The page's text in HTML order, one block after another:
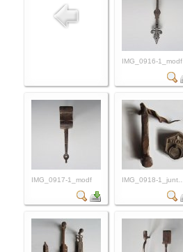
IMG_0916-1_modf
IMG_0917-1_modf IMG_0918-1_junt...